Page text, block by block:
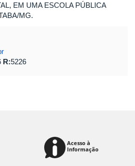
EM UMA ESCOLA PÚBLICA
MG.
R:5226